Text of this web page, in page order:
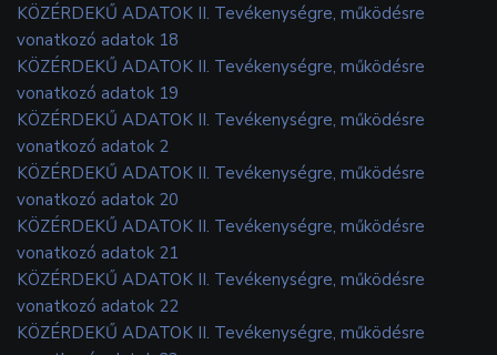
KÖZÉRDEKŰ ADATOK II. Tevékenységre, működésre
vonatkozó adatok 18
KÖZÉRDEKŰ ADATOK II. Tevékenységre, működésre
vonatkozó adatok 19
KÖZÉRDEKŰ ADATOK II. Tevékenységre, működésre
vonatkozó adatok 2
KÖZÉRDEKŰ ADATOK II. Tevékenységre, működésre
vonatkozó adatok 20
KÖZÉRDEKŰ ADATOK II. Tevékenységre, működésre
vonatkozó adatok 21
KÖZÉRDEKŰ ADATOK II. Tevékenységre, működésre
vonatkozó adatok 22
KÖZÉRDEKŰ ADATOK II. Tevékenységre, működésre